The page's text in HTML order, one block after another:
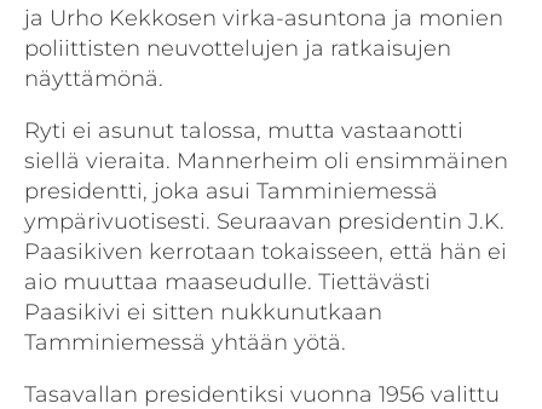
ja Urho Kekkosen virka-asuntona ja monien
poliittisten neuvottelujen ja ratkaisujen
näyttämönä.
Ryti ei asunut talossa, mutta vastaanotti
siellä vieraita. Mannerheim oli ensimmäinen
presidentti, joka asui Tamminiemessä
ympärivuotisesti. Seuraavan presidentin J.K.
Paasikiven kerrotaan tokaisseen, että hän ei
aio muuttaa maaseudulle. Tiettävästi
Paasikivi ei sitten nukkunutkaan
Tamminiemessä yhtään yötä.
Tasavallan presidentiksi vuonna 1956 valittu